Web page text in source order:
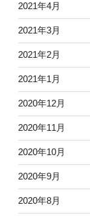
2021年4月
2021年3月
2021年2月
2021年1月
2020年12月
2020年11月
2020年10月
2020年9月
2020年8月